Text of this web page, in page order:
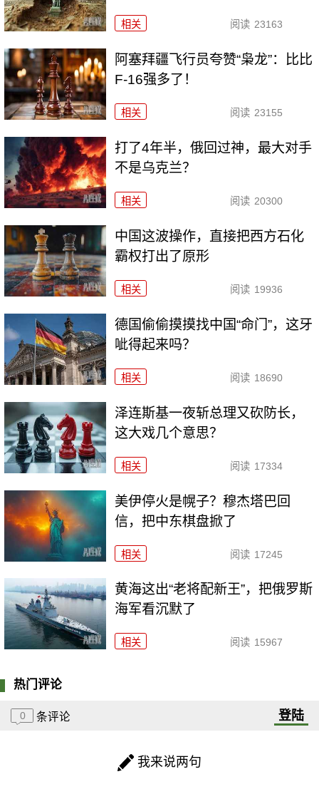
相关 阅读 23163
阿塞拜疆飞行员夸赞“枭龙”：比比
F-16强多了！
相关 阅读 23155
打了4年半，俄回过神，最大对手
不是乌克兰？
相关 阅读 20300
中国这波操作，直接把西方石化
霸权打出了原形
相关 阅读 19936
德国偷偷摸摸找中国“命门”，这牙
呲得起来吗？
相关 阅读 18690
泽连斯基一夜斩总理又砍防长，
这大戏几个意思？
相关 阅读 17334
美伊停火是幌子？穆杰塔巴回
信，把中东棋盘掀了
相关 阅读 17245
黄海这出“老将配新王”，把俄罗斯
海军看沉默了
相关 阅读 15967
热门评论
0 条评论 登陆
我来说两句